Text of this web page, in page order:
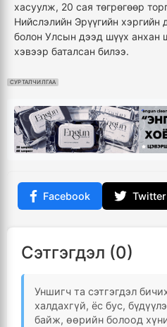
хасуулж, 20 сая төгрөгөөр
Нийслэлийн Эрүүгийн
болон Улсын дээд шүүх анхан
хэвээр баталсан билээ.
СУРТАЛЧИЛГАА
Facebook Twitter
Сэтгэгдэл (0)
Уншигч та сэтгэгдэл
халдахгүй, ёс бус,
байж, өөрийн болоод